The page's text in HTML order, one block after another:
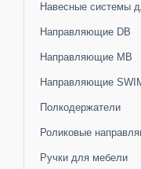
Навесные системы
Направляющие DB
Направляющие MB
Направляющие
Полкодержатели
Роликовые
Ручки для мебели